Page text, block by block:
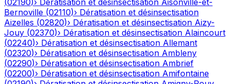
(02190)› Dératisation et désinsectisation Aisonville-et-
Bernoville (02110)› Dératisation et désinsectisation
Aizelles (02820)› Dératisation et désinsectisation Aizy-
Jouy (02370)› Dératisation et désinsectisation Alaincourt
(02240)› Dératisation et désinsectisation Allemant
(02320)› Dératisation et désinsectisation Ambleny
(02290)› Dératisation et désinsectisation Ambrief
(02200)› Dératisation et désinsectisation Amifontaine